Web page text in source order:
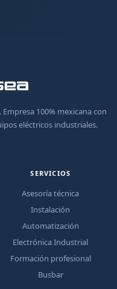
100% mexicana con
eléctricos industriales.
SERVICIOS
Asesoría técnica
Instalación
Automatización
Electrónica Industrial
Formación profesional
Busbar